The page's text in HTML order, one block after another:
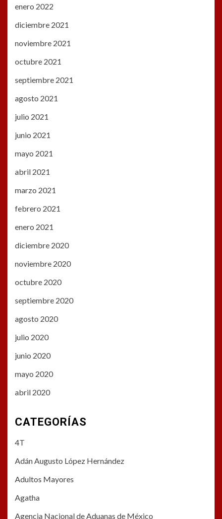
enero 2022
diciembre 2021
noviembre 2021
octubre 2021
septiembre 2021
agosto 2021
julio 2021
junio 2021
mayo 2021
abril 2021
marzo 2021
febrero 2021
enero 2021
diciembre 2020
noviembre 2020
octubre 2020
septiembre 2020
agosto 2020
julio 2020
junio 2020
mayo 2020
abril 2020
CATEGORÍAS
4T
Adán Augusto López Hernández
Adultos Mayores
Agatha
Agencia Nacional de Aduanas de México